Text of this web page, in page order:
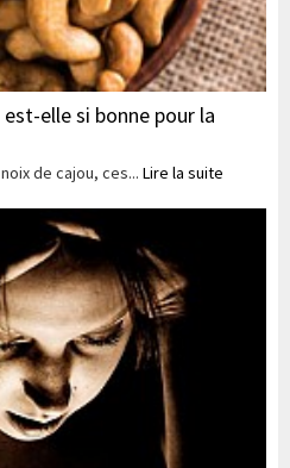
elle si bonne pour la
de cajou, ces... Lire la suite